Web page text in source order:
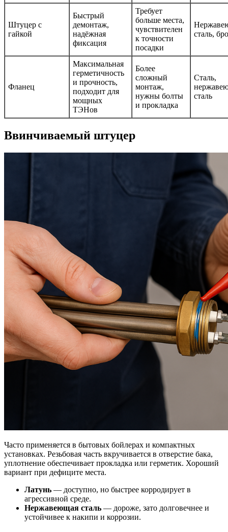
Штуцер с
гайкой
Быстрый
демонтаж,
надёжная
фиксация
Требует
больше места,
чувствителен
к точности
посадки
сталь,
Фланец
Максимальная
герметичность
и прочность,
подходит для
мощных
ТЭНов
Более
сложный
монтаж,
нужны болты
и прокладка
Сталь,
сталь
Ввинчиваемый штуцер
Часто применяется в бытовых бойлерах и компактных
установках. Резьбовая часть вкручивается в отверстие бака,
уплотнение обеспечивает прокладка или герметик. Хороший
вариант при дефиците места.
Латунь — доступно, но быстрее корродирует в
агрессивной среде.
Нержавеющая сталь — дороже, зато долговечнее и
устойчивее к накипи и коррозии.